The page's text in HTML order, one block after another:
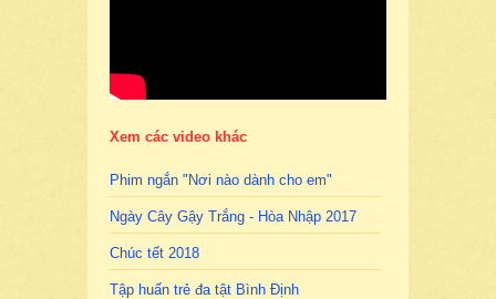
Xem các video khác
Phim ngắn "Nơi nào dành cho em"
Ngày Cây Gậy Trắng - Hòa Nhập 2017
Chúc tết 2018
Tập huấn trẻ đa tật Bình Định